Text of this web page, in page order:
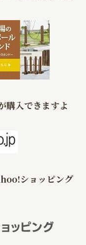
購入できますよ
ショッピング